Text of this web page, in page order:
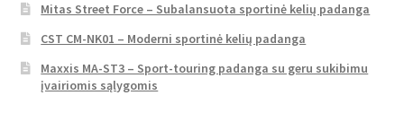
Mitas Street Force – Subalansuota sportinė kelių padanga
CST CM-NK01 – Moderni sportinė kelių padanga
Maxxis MA-ST3 – Sport-touring padanga su geru sukibimu
įvairiomis sąlygomis